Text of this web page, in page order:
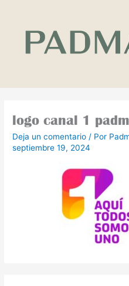
contenido
logo canal 1
Deja un comentario / Por
septiembre 19, 2024